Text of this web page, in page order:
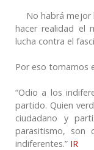
No habrá mejor
hacer realidad el
lucha contra el
Por eso tomamos
“Odio a los
partido. Quien
ciudadano y
parasitismo, son
indiferentes.” IR